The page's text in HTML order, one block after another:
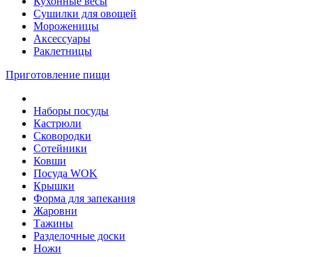
Сушилки для овощей
Мороженицы
Аксессуары
Раклетницы
Приготовление пищи
Наборы посуды
Кастрюли
Сковородки
Сотейники
Ковши
Посуда WOK
Крышки
Форма для запекания
Жаровни
Тажины
Разделочные доски
Ножи